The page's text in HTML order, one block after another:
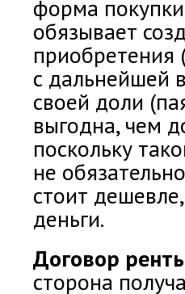
форма
обязывает
приобретения
с дальнейшей
своей доли
выгодна, чем
поскольку
не
стоит
деньги.
Договор
сторона